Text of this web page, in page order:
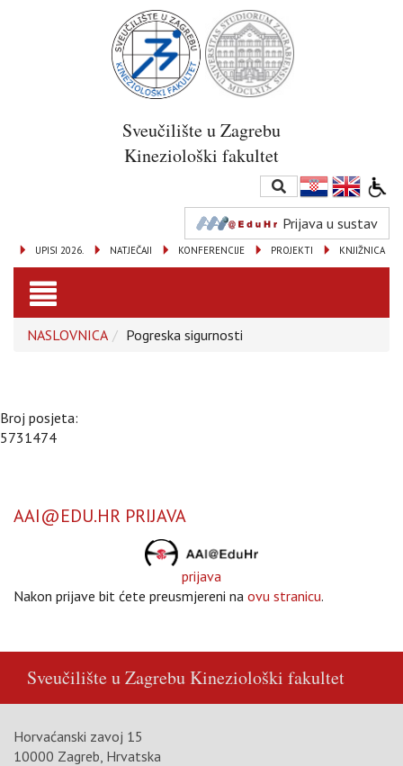
Sveučilište u Zagrebu
Kineziološki fakultet
Prijava u sustav
KNJIŽNICA
PROJEKTI
KONFERENCIJE
NATJEČAJI
UPISI 2026.
Toggle
navigation
NASLOVNICA Pogreska sigurnosti
Broj posjeta:
5731474
AAI@EDU.HR PRIJAVA
prijava
Nakon prijave bit ćete preusmjereni na ovu stranicu.
Sveučilište u ZagrebuKineziološki fakultet
Horvaćanski zavoj 15
10000 Zagreb, Hrvatska